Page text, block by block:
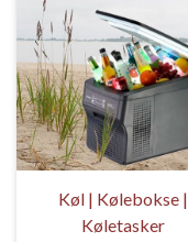
Køl | Kølebokse |
Køletasker